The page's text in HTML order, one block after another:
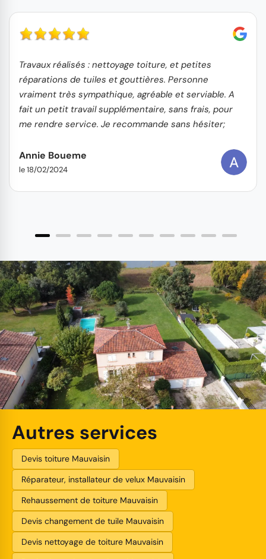
Travaux réalisés : nettoyage toiture, et petites
réparations de tuiles et gouttières. Personne
vraiment très sympathique, agréable et serviable. A
fait un petit travail supplémentaire, sans frais, pour
me rendre service. Je recommande sans hésiter;
Annie Boueme
le 18/02/2024
Autres services
Devis toiture Mauvaisin
Réparateur, installateur de velux Mauvaisin
Rehaussement de toiture Mauvaisin
Devis changement de tuile Mauvaisin
Devis nettoyage de toiture Mauvaisin